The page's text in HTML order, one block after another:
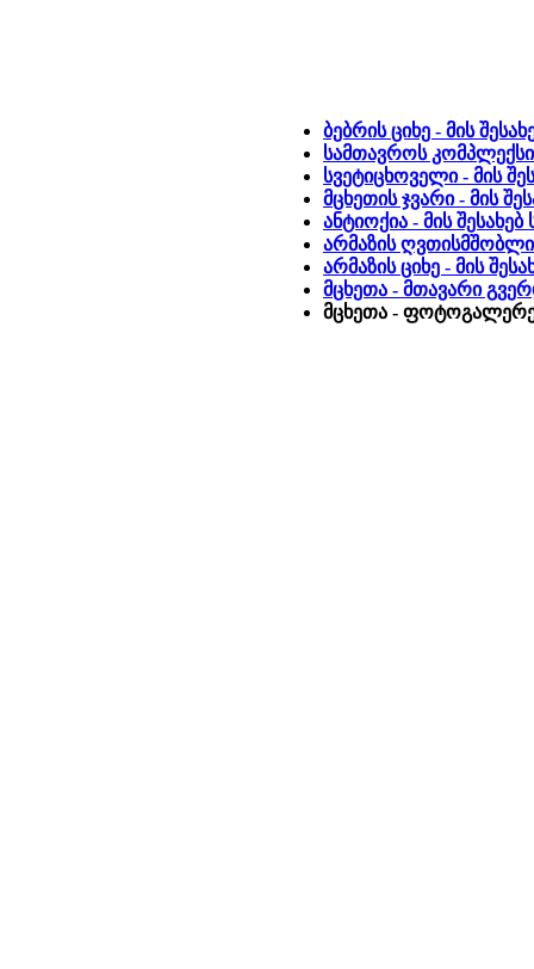
ბებრის ციხე - მის
სამთავროს კომპლექსი
სვეტიცხოველი - მის
მცხეთის ჯვარი - მის
ანტიოქია - მის
არმაზის
არმაზის ციხე - მის
მცხეთა - მთავარი
მცხეთა -